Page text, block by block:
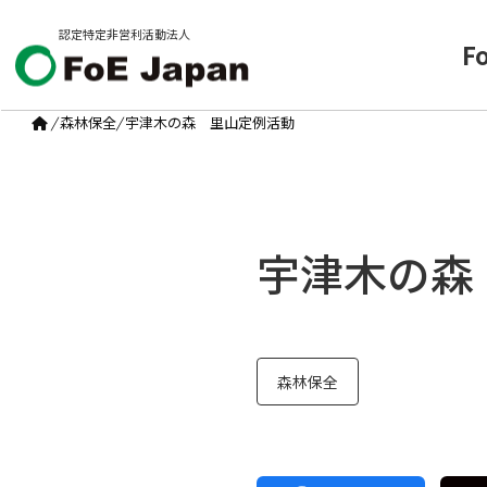
認定特定非営利活動法人
/森林保全/ 宇津木の森 里山定例活動
宇津木の
森林保全